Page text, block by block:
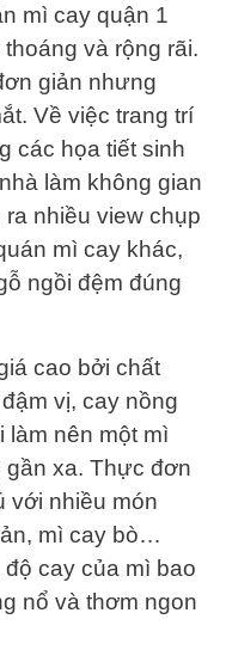
mì cay quận 1
và rộng rãi.
giản nhưng
Về việc trang trí
các họa tiết sinh
làm không gian
nhiều view chụp
mì cay khác,
ngồi đệm đúng
cao bởi chất
vị, cay nồng
làm nên một mì
xa. Thực đơn
với nhiều món
mì cay bò…
cay của mì bao
nổ và thơm ngon